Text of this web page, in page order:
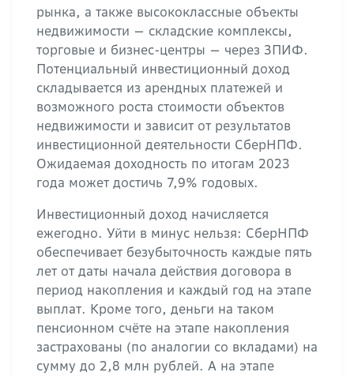
рынка, а также высококлассные объекты
недвижимости — складские комплексы,
торговые и бизнес-центры — через ЗПИФ.
Потенциальный инвестиционный доход
складывается из арендных платежей и
возможного роста стоимости объектов
недвижимости и зависит от результатов
инвестиционной деятельности СберНПФ.
Ожидаемая доходность по итогам 2023
года может достичь 7,9% годовых.
Инвестиционный доход начисляется
ежегодно. Уйти в минус нельзя: СберНПФ
обеспечивает безубыточность каждые пять
лет от даты начала действия договора в
период накопления и каждый год на этапе
выплат. Кроме того, деньги на таком
пенсионном счёте на этапе накопления
застрахованы (по аналогии со вкладами) на
сумму до 2,8 млн рублей. А на этапе